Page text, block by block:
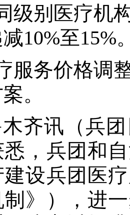
级别医疗机
10%至15%
服务价格调
。
齐讯（兵
悉，兵团和
设兵团医
》），进